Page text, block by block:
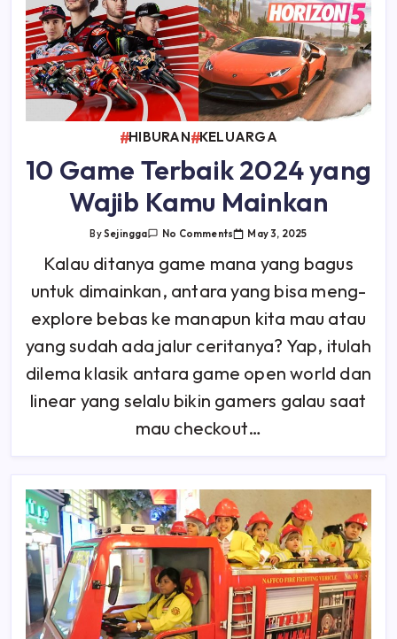
HIBURAN KELUARGA
10 Game Terbaik 2024 yang
Wajib Kamu Mainkan
BySejingga No CommentsOn
Terbaik
Yang
Wajib
Kamu
Mainkan
May 3, 2025
Kalau ditanya game mana yang bagus
untuk dimainkan, antara yang bisa meng-
explore bebas ke manapun kita mau atau
yang sudah ada jalur ceritanya? Yap, itulah
dilema klasik antara game open world dan
linear yang selalu bikin gamers galau saat
mau checkout…